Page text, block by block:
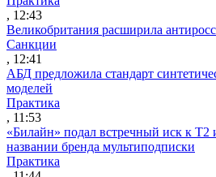
, 12:43
Великобритания расширила
Санкции
, 12:41
АБД предложила стандарт
моделей
Практика
, 11:53
«Билайн» подал встречный иск к Т2
названии бренда мультиподписки
Практика